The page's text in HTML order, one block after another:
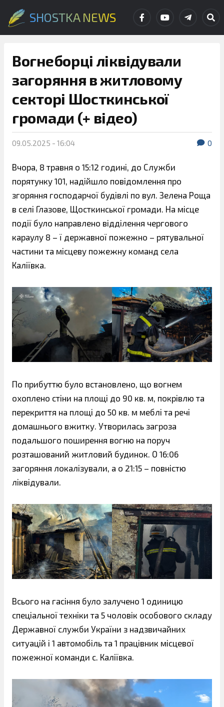
SHOSTKA NEWS
Вогнеборці ліквідували
загоряння в житловому
секторі Шосткинської
громади (+ відео)
09.05.2025 - 16:04 0
Вчора, 8 травня о 15:12 годині, до Служби
порятунку 101, надійшло повідомлення про
згоряння господарчої будівлі по вул. Зелена Роща
в селі Глазове, Щосткинської громади. На місце
події було направлено відділення чергового
караулу 8 – ї державної пожежно – рятувальної
частини та місцеву пожежну команд села
Каліївка.
По прибуттю було встановлено, що вогнем
охоплено стіни на площі до 90 кв. м, покрівлю та
перекриття на площі до 50 кв. м меблі та речі
домашнього вжитку. Утворилась загроза
подальшого поширення вогню на поруч
розташований житловий будинок. О 16:06
загоряння локалізували, а о 21:15 – повністю
ліквідували.
Всього на гасіння було залучено 1 одиницю
спеціальної техніки та 5 чоловік особового складу
Державної служби України з надзвичайних
ситуацій і 1 автомобіль та 1 працівник місцевої
пожежної команди с. Каліївка.